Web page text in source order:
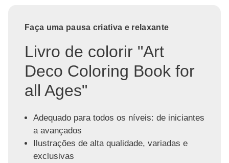
Faça uma pausa criativa e relaxante
Livro de colorir "Art
Deco Coloring Book for
all Ages"
Adequado para todos os níveis: de iniciantes
a avançados
Ilustrações de alta qualidade, variadas e
exclusivas